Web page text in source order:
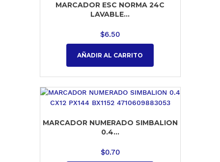
MARCADOR ESC NORMA 24C
LAVABLE...
$6.50
AÑADIR AL CARRITO
MARCADOR NUMERADO SIMBALION
0.4...
$0.70